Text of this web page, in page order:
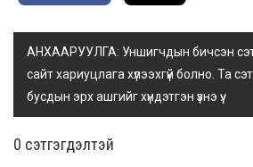
АНХААРУУЛГА: Уншигчдын бичсэн
сайт хариуцлага хүлээхгүй болно. Та
бусдын эрх ашгийг хүндэтгэн үзнэ үү.
0 cэтгэгдэлтэй